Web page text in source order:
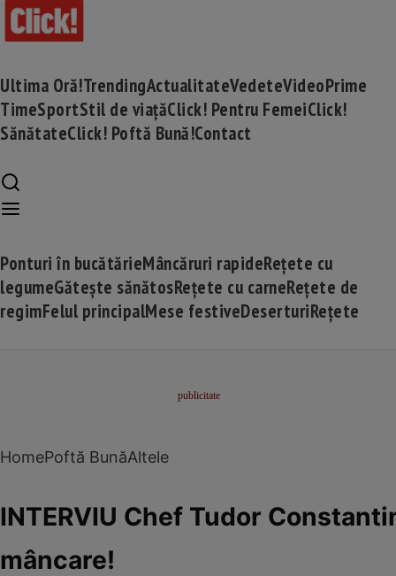
Ultima Oră!TrendingActualitateVedeteVideoPrime
TimeSportStil de viațăClick! Pentru FemeiClick!
SănătateClick! Poftă Bună!Contact
Ponturi în bucătărieMâncăruri rapideRețete cu
legumeGătește sănătosRețete cu carneRețete de
regimFelul principalMese festiveDeserturiRețete
HomePoftă BunăAltele
INTERVIU Chef Tudor
mâncare!